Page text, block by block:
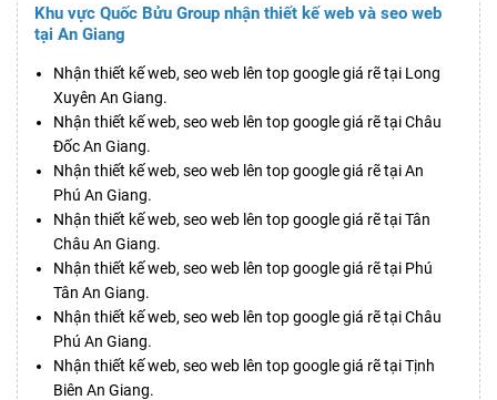
Khu vực Quốc Bửu Group nhận thiết kế web và seo web
tại An Giang
Nhận thiết kế web, seo web lên top google giá rẽ tại Long
Xuyên An Giang.
Nhận thiết kế web, seo web lên top google giá rẽ tại Châu
Đốc An Giang.
Nhận thiết kế web, seo web lên top google giá rẽ tại An
Phú An Giang.
Nhận thiết kế web, seo web lên top google giá rẽ tại Tân
Châu An Giang.
Nhận thiết kế web, seo web lên top google giá rẽ tại Phú
Tân An Giang.
Nhận thiết kế web, seo web lên top google giá rẽ tại Châu
Phú An Giang.
Nhận thiết kế web, seo web lên top google giá rẽ tại Tịnh
Biên An Giang.